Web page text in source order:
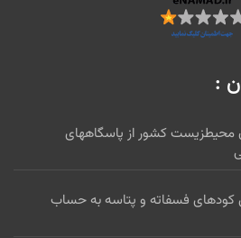
:
محیطزیست کشور از پاسگاههای
کودهای فسفاته و پتاسه به حساب